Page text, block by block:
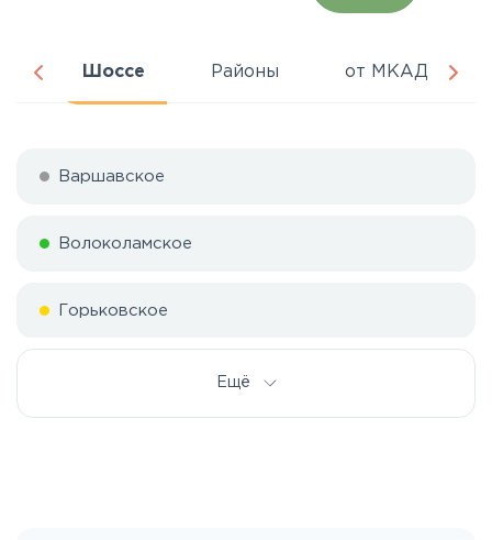
Шоссе Районы от МКАД
Варшавское
Волоколамское
Горьковское
Ещё